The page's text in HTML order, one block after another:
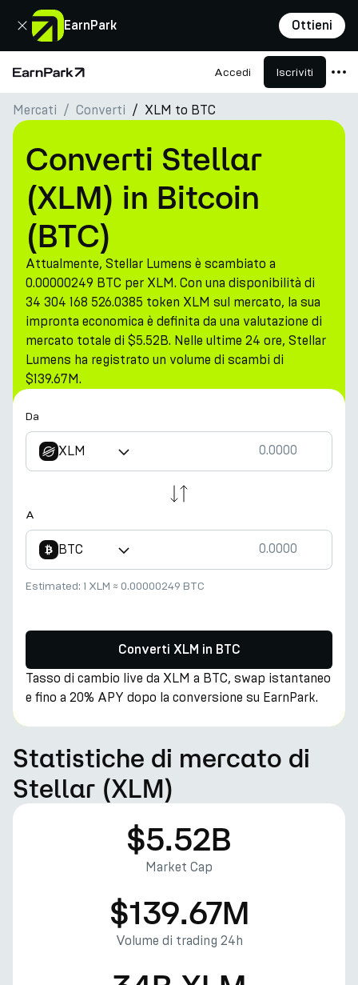
EarnPark Ottieni
Chiudi
Pagina principale Accedi Iscriviti
Prodotti
Mercati
Calcolatori
PARK Token
Risorse
Azienda
Mercati Converti XLM to BTC
Converti Stellar
(XLM) in Bitcoin
(BTC)
Attualmente, Stellar Lumens è scambiato a
0.00000249 BTC per XLM. Con una disponibilità di
34 304 168 526.0385 token XLM sul mercato, la sua
impronta economica è definita da una valutazione di
mercato totale di $5.52B. Nelle ultime 24 ore, Stellar
Lumens ha registrato un volume di scambi di
$139.67M.
Da
XLM
A
BTC
Estimated: 1 XLM ≈ 0.00000249 BTC
Converti XLM in BTC
Tasso di cambio live da XLM a BTC, swap istantaneo
e fino a 20% APY dopo la conversione su EarnPark.
Statistiche di mercato di
Stellar (XLM)
$5.52B
Market Cap
$139.67M
Volume di trading 24h